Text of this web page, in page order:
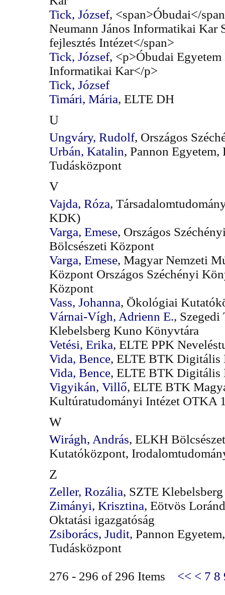
Tick, József, <span>Óbudai</
Neumann János Informatikai Kar
fejlesztés Intézet</span>
Tick, József, <p>Óbudai Egyetem
Informatikai Kar</p>
Tick, József
Timári, Mária, ELTE DH
U
Ungváry, Rudolf, Országos
Urbán, Katalin, Pannon
Tudásközpont
V
Vajda, Róza,
KDK)
Varga, Emese, Országos
Bölcsészeti Központ
Varga, Emese, Magyar Nemzeti
Központ Országos Széchényi
Központ
Vass, Johanna, Ökológiai
Várnai-Vígh, Adrienn E., Szegedi
Klebelsberg Kuno Könyvtára
Vetési, Erika, ELTE PPK
Vida, Bence, ELTE BTK Digitális
Vida, Bence, ELTE BTK Digitális
Vigyikán, Villő, ELTE BTK
Kultúratudományi Intézet OTKA
W
Wirágh, András, ELKH
Kutatóközpont,
Z
Zeller, Rozália, SZTE
Zimányi, Krisztina, Eötvös
Oktatási igazgatóság
Zsiborács, Judit, Pannon
Tudásközpont
276 - 296 of 296 Items << < 7 8